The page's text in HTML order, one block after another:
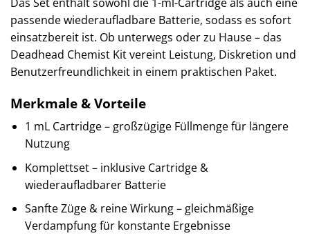
passende wiederaufladbare Batterie, sodass es sofort
einsatzbereit ist. Ob unterwegs oder zu Hause – das
Deadhead Chemist Kit vereint Leistung, Diskretion und
Benutzerfreundlichkeit in einem praktischen Paket.
Merkmale & Vorteile
1 mL Cartridge – großzügige Füllmenge für längere
Nutzung
Komplettset – inklusive Cartridge &
wiederaufladbarer Batterie
Sanfte Züge & reine Wirkung – gleichmäßige
Verdampfung für konstante Ergebnisse